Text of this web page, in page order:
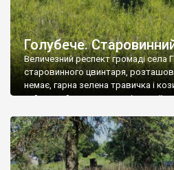
Голубече.
Величезний респект громаді села
старовинного цвинтаря,
немає, гарна зелена травичка і
найкращий регулятор шкідливої,
бруньками, кози ті бруньки
делікатес. На цвинтарі у
різноманітних форм хрестів. Село